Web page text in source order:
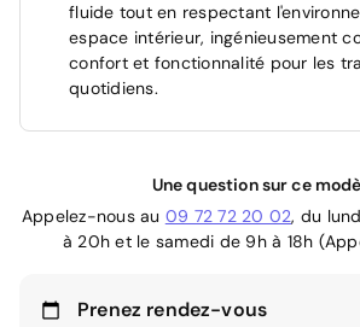
fluide tout en respectant
espace intérieur, ingénieusement
confort et fonctionnalité pour les
quotidiens.
Une question sur ce
Appelez-nous au 09 72 72 20 02, du
à 20h et le samedi de 9h à 18h
Prenez rendez-vous